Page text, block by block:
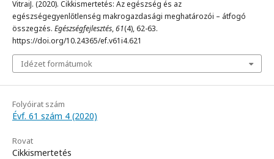
VitraiJ. (2020). Cikkismertetés: Az egészség és az
egészségegyenlőtlenség makrogazdasági meghatározói – átfogó
összegzés. Egészségfejlesztés,61(4), 62-63.
https://doi.org/10.24365/ef.v61i4.621
Idézet formátumok
Folyóirat szám
Évf. 61 szám 4 (2020)
Rovat
Cikkismertetés